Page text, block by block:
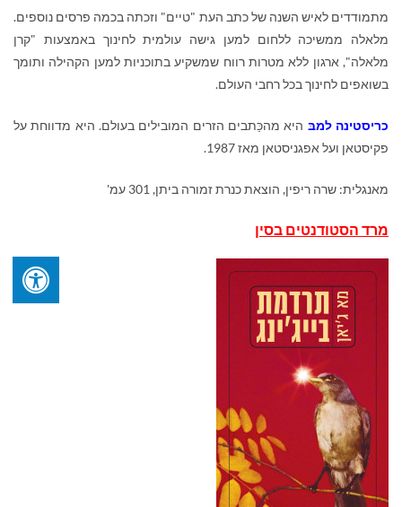
מתמודדים לאיש השנה של כתב העת "טיים" וזכתה בכמה פרסים נוספים.
מלאלה ממשיכה ללחום למען גישה עולמית לחינוך באמצעות "קרן
מלאלה", ארגון ללא מטרות רווח שמשקיע בתוכניות למען הקהילה ותומך
בשואפים לחינוך בכל רחבי העולם.
כריסטינה למבּ היא מהכַּתבים הזרים המובילים בעולם. היא מדווחת על
פקיסטאן ועל אפגניסטאן מאז 1987.
מאנגלית: שרה ריפין, הוצאת כנרת זמורה ביתן, 301 עמ'
מרד הסטודנטים בסין